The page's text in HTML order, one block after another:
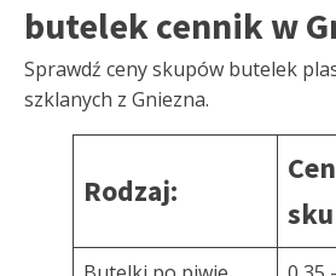
butelek cennik w
Sprawdź ceny skupów butelek
szklanych z Gniezna.
Rodzaj: